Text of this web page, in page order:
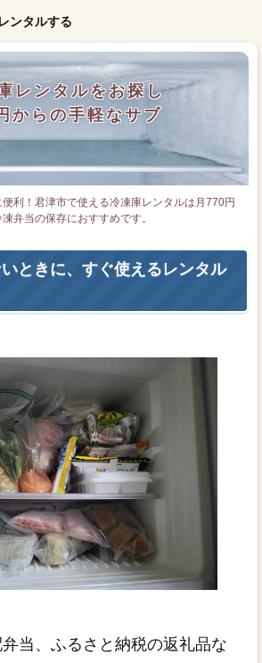
ンタルする
レンタルをお探し
からの手軽なサブ
利！君津市で使える冷凍庫レンタルは月770円
弁当の保存におすすめです。
ときに、すぐ使えるレンタル
当、ふるさと納税の返礼品な